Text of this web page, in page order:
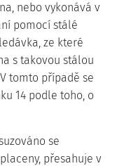
nebo vykonává v
pomocí stálé
ze které
s takovou stálou
tomto případě se
14 podle toho, o
se
přesahuje v